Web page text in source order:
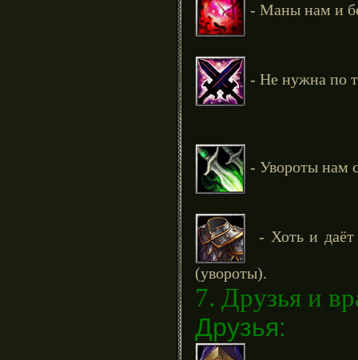
- Маны нам и
- Не нужна по
- Увороты нам
- Хоть и даёт
(увороты).
7. Друзья и
Друзья: